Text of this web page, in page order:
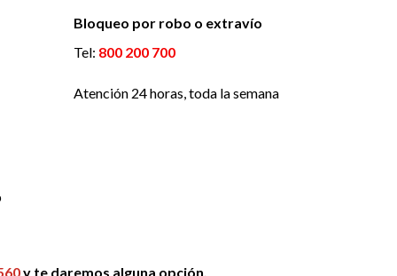
Bloqueo por robo o extravío
Tel: 800 200 700
Atención 24 horas, toda la semana
y te daremos alguna opción.